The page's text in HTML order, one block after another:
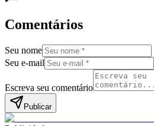
Comentários
Seu nome
Seu e-mail
Escreva seu comentário
Publicar